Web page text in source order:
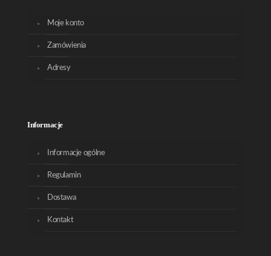
Moje konto
Zamówienia
Adresy
Informacje
Informacje ogólne
Regulamin
Dostawa
Kontakt